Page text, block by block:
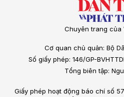
Chuyên trang của
Cơ quan chủ quản: Bộ
Số giấy phép: 146/GP-
Tổng biên tập:
Giấy phép hoạt động báo chí số